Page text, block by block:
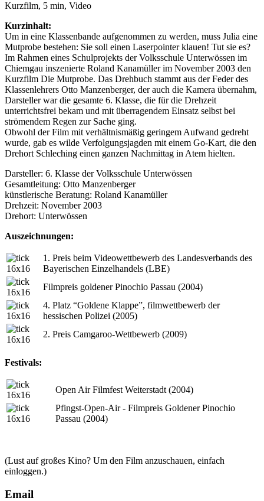
Kurzfilm, 5 min, Video
Kurzinhalt:
Um in eine Klassenbande aufgenommen zu werden, muss Julia eine
Mutprobe bestehen: Sie soll einen Laserpointer klauen! Tut sie es?
Im Rahmen eines Schulprojekts der Volksschule Unterwössen im
Chiemgau inszenierte Roland Kanamüller im November 2003 den
Kurzfilm Die Mutprobe. Das Drehbuch stammt aus der Feder des
Klassenlehrers Otto Manzenberger, der auch die Kamera übernahm,
Darsteller war die gesamte 6. Klasse, die für die Drehzeit
unterrichtsfrei bekam und mit überragendem Einsatz selbst bei
strömendem Regen zur Sache ging.
Obwohl der Film mit verhältnismäßig geringem Aufwand gedreht
wurde, gab es wilde Verfolgungsjagden mit einem Go-Kart, die den
Drehort Schleching einen ganzen Nachmittag in Atem hielten.
Darsteller: 6. Klasse der Volksschule Unterwössen
Gesamtleitung: Otto Manzenberger
künstlerische Beratung: Roland Kanamüller
Drehzeit: November 2003
Drehort: Unterwössen
Auszeichnungen:
1. Preis beim Videowettbewerb des Landesverbands des
Bayerischen Einzelhandels (LBE)
Filmpreis goldener Pinochio Passau (2004)
4. Platz “Goldene Klappe”, filmwettbewerb der
hessischen Polizei (2005)
2. Preis Camgaroo-Wettbewerb (2009)
Festivals:
Open Air Filmfest Weiterstadt (2004)
Pfingst-Open-Air - Filmpreis Goldener Pinochio
Passau (2004)
(Lust auf großes Kino? Um den Film anzuschauen, einfach
einloggen.)
Email